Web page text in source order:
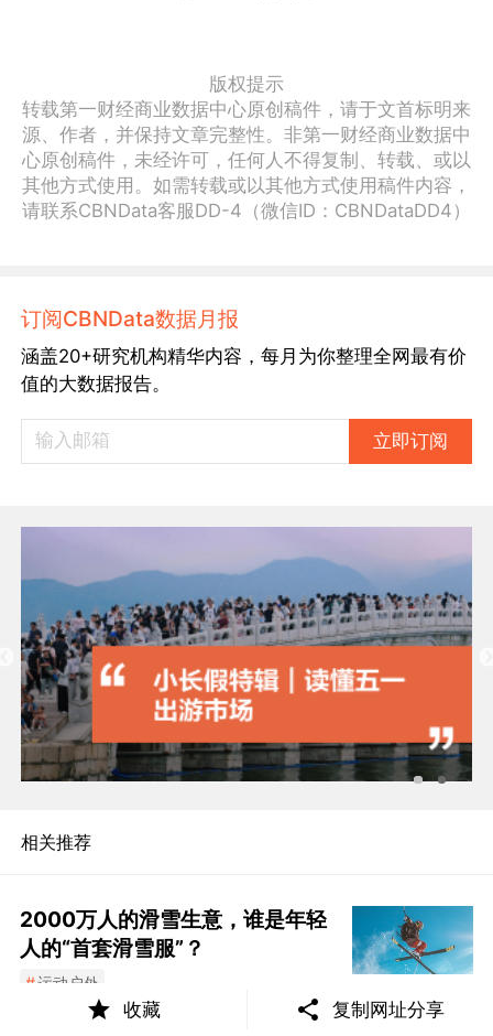
版权提示
转载第一财经商业数据中心原创稿件，请于文首标明来
源、作者，并保持文章完整性。非第一财经商业数据中
心原创稿件，未经许可，任何人不得复制、转载、或以
其他方式使用。如需转载或以其他方式使用稿件内容，
请联系CBNData客服DD-4（微信ID：CBNDataDD4）
订阅CBNData数据月报
涵盖20+研究机构精华内容，每月为你整理全网最有价
值的大数据报告。
立即订阅
相关推荐
2000万人的滑雪生意，谁是年轻
人的“首套滑雪服”？
#运动户外
2023年12月11日
收藏 复制网址分享